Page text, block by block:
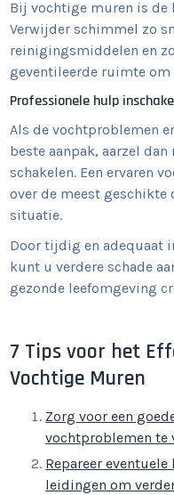
Bij vochtige muren is
Verwijder schimmel zo
reinigingsmiddelen en
geventileerde ruimte om
Professionele hulp
Als de vochtproblemen
beste aanpak, aarzel
schakelen. Een ervaren
over de meest
situatie.
Door tijdig en adequaat
kunt u verdere schade
gezonde leefomgeving
7 Tips voor het
Vochtige Muren
Zorg voor een
vochtproblemen te
Repareer
leidingen om